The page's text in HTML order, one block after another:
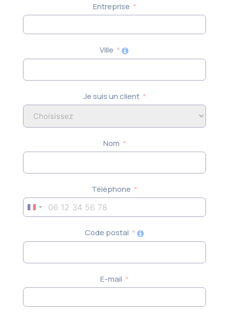
Entreprise
Ville
Je suis un client
Nom
Téléphone
France
+33
Code postal
E-mail